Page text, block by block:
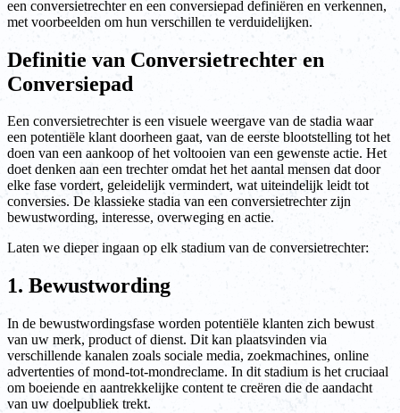
een conversietrechter en een conversiepad definiëren en verkennen,
met voorbeelden om hun verschillen te verduidelijken.
Definitie van Conversietrechter en
Conversiepad
Een conversietrechter is een visuele weergave van de stadia waar
een potentiële klant doorheen gaat, van de eerste blootstelling tot het
doen van een aankoop of het voltooien van een gewenste actie. Het
doet denken aan een trechter omdat het het aantal mensen dat door
elke fase vordert, geleidelijk vermindert, wat uiteindelijk leidt tot
conversies. De klassieke stadia van een conversietrechter zijn
bewustwording, interesse, overweging en actie.
Laten we dieper ingaan op elk stadium van de conversietrechter:
1. Bewustwording
In de bewustwordingsfase worden potentiële klanten zich bewust
van uw merk, product of dienst. Dit kan plaatsvinden via
verschillende kanalen zoals sociale media, zoekmachines, online
advertenties of mond-tot-mondreclame. In dit stadium is het cruciaal
om boeiende en aantrekkelijke content te creëren die de aandacht
van uw doelpubliek trekt.